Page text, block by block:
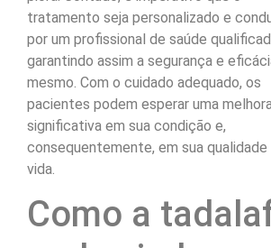
tratamento seja personalizado e
por um profissional de saúde
garantindo assim a segurança e
mesmo. Com o cuidado adequado, os
pacientes podem esperar uma
significativa em sua condição e,
consequentemente, em sua qualidade
vida.
Como a